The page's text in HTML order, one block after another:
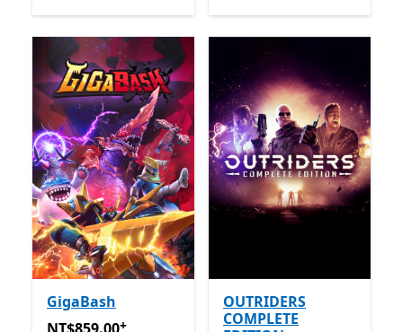
GigaBash
NT$859.00提供應用程式內購。
+
OUTRIDERS
COMPLETE